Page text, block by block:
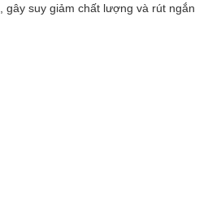
gây suy giảm chất lượng và rút ngắn